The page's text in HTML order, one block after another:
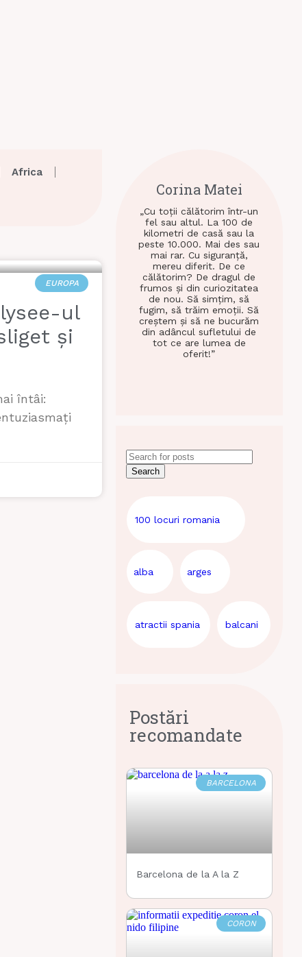
Africa
EUROPA
ul
și
întâi:
Corina Matei
„Cu toții călătorim într-un
fel sau altul. La 100 de
kilometri de casă sau la
peste 10.000. Mai des sau
mai rar. Cu siguranță,
mereu diferit. De ce
călătorim? De dragul de
frumos și din curiozitatea
de nou. Să simțim, să
fugim, să trăim emoții. Să
creștem și să ne bucurăm
din adâncul sufletului de
tot ce are lumea de
oferit!”
Search
100 locuri romania
alba arges
atractii spania balcani
Postări
recomandate
BARCELONA
Barcelona de la A la Z
CORON